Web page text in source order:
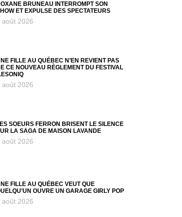
BRUNEAU INTERROMPT SON
ET EXPULSE DES SPECTATEURS
août 2026
FILLE AU QUÉBEC N’EN REVIENT PAS
CE NOUVEAU RÈGLEMENT DU FESTIVAL
août 2026
SOEURS FERRON BRISENT LE SILENCE
LA SAGA DE MAISON LAVANDE
août 2026
FILLE AU QUÉBEC VEUT QUE
OUVRE UN GARAGE GIRLY POP
août 2026